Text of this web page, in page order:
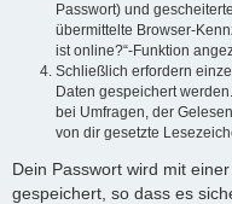
Passwort) und
übermittelte Browser-
ist online?“-Funktion
Schließlich erfordern
Daten gespeichert
bei Umfragen, der
von dir gesetzte
Dein Passwort wird mit
gespeichert, so dass es